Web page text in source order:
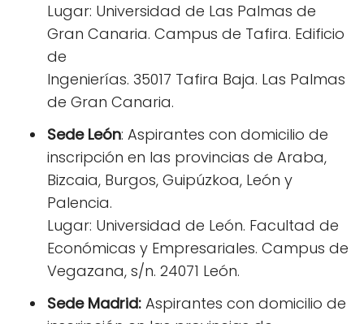
Lugar: Universidad de Las Palmas de
Gran Canaria. Campus de Tafira. Edificio
de
Ingenierías. 35017 Tafira Baja. Las Palmas
de Gran Canaria.
Sede León: Aspirantes con domicilio de
inscripción en las provincias de Araba,
Bizcaia, Burgos, Guipúzkoa, León y
Palencia.
Lugar: Universidad de León. Facultad de
Económicas y Empresariales. Campus de
Vegazana, s/n. 24071 León.
Sede Madrid: Aspirantes con domicilio de